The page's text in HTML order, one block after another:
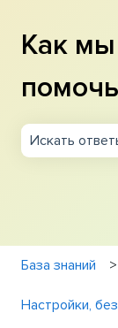
Как
База знаний
Настройки,